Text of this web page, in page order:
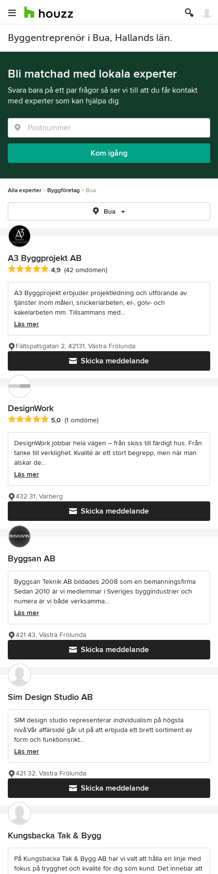
Byggentreprenör i Bua, Hallands län.
Bli matchad med lokala experter
Svara bara på ett par frågor så ser vi till att du får kontakt
med experter som kan hjälpa dig
Kom igång
Alla experter Byggföretag Bua
Bua
A3 Byggprojekt AB
Genomsnittligt omdöme: 4.9 av 5 stjärnor
4,9 (42 omdömen)
A3 Byggprojekt erbjuder projektledning och utförande av
tjänster inom måleri, snickeriarbeten, el-, golv- och
kakelarbeten mm. Tillsammans med...
Läs mer
Skicka meddelande
Fältspatsgatan 2, 42131, Västra Frölunda
DesignWork
Genomsnittligt omdöme: 5 av 5 stjärnor
5,0 (1 omdöme)
DesignWork jobbar hela vägen – från skiss till färdigt hus. Från
tanke till verklighet. Kvalité är ett stort begrepp, men när man
älskar de...
Läs mer
Skicka meddelande
432 31, Varberg
Byggsan AB
Byggsan Teknik AB bildades 2008 som en bemanningsfirma
Sedan 2010 är vi medlemmar i Sveriges byggindustrier och
numera är vi både verksamma...
Läs mer
Skicka meddelande
421 43, Västra Frölunda
Sim Design Studio AB
SIM design studio representerar individualism på högsta
nivå.Vår affärsidé går ut på att erbjuda ett brett sortiment av
form och funktionsrikt...
Läs mer
Skicka meddelande
421 32, Västra Frölunda
Kungsbacka Tak & Bygg
På Kungsbacka Tak & Bygg AB har vi valt att hålla en linje med
fokus på trygghet och kvalité för dig som kund. Det innebär att